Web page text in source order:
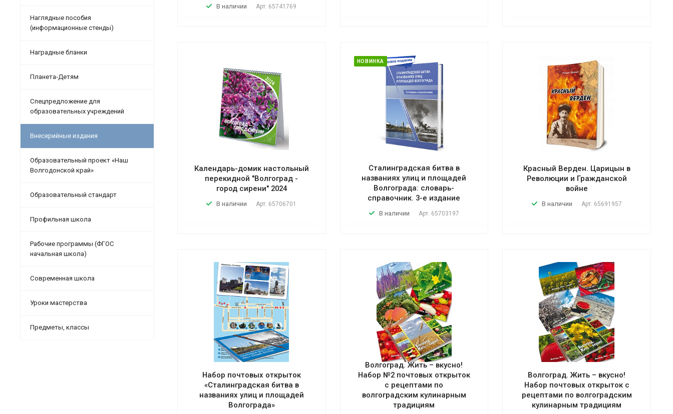
В наличии Арт. 65741769
Календарь-домик настольный
перекидной "Волгоград -
город сирени" 2024
В наличии Арт. 65706701
НОВИНКА
Сталинградская битва в
названиях улиц и площадей
Волгограда: словарь-
справочник. 3-е издание
В наличии Арт. 65703197
Красный Верден. Царицын в
Революции и Гражданской
войне
В наличии Арт. 65691957
Набор почтовых открыток
«Сталинградская битва в
названиях улиц и площадей
Волгограда»
Волгоград. Жить – вкусно!
Набор №2 почтовых открыток
с рецептами по
волгоградским кулинарным
традициям
Волгоград. Жить – вкусно!
Набор почтовых открыток с
рецептами по волгоградским
кулинарным традициям
Наглядные пособия
(информационные стенды)
Наградные бланки
Планета-Детям
Спецпредложение для
образовательных учреждений
Внесерийные издания
Образовательный проект «Наш
Волгодонской край»
Образовательный стандарт
Профильная школа
Рабочие программы (ФГОС
начальная школа)
Современная школа
Уроки мастерства
Предметы, классы